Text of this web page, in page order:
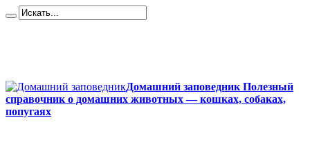
Домашний заповедник Полезный
справочник о домашних животных — кошках, собаках,
попугаях